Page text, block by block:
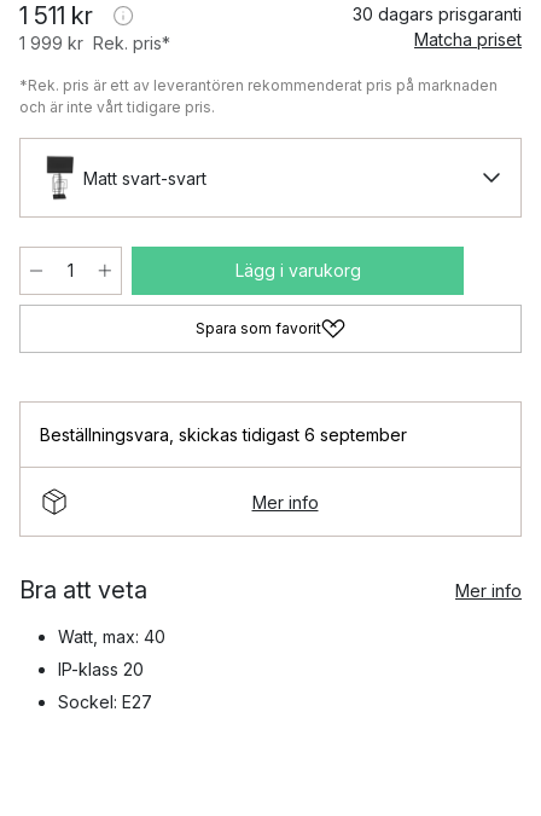
1 511 kr
1 999 kr Rek. pris*
30 dagars prisgaranti
Matcha priset
*Rek. pris är ett av leverantören rekommenderat pris på marknaden
och är inte vårt tidigare pris.
Matt svart-svart
Lägg i varukorg
Spara som favorit
Beställningsvara skickas tidigast 6 september
Mer info
Bra att veta Mer info
Watt, max: 40
IP-klass 20
Sockel: E27